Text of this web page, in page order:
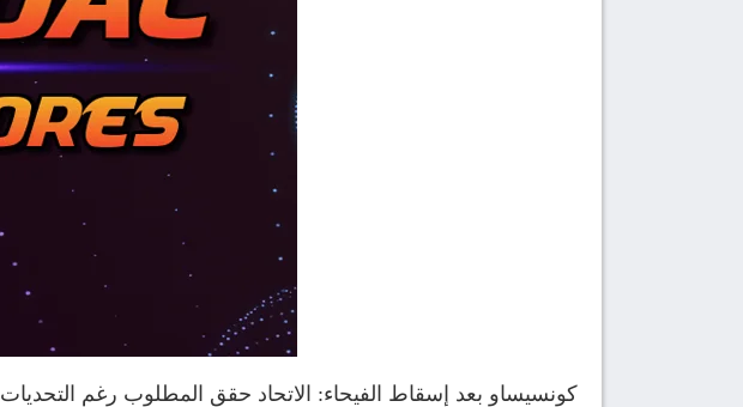
كونسيساو بعد إسقاط الفيحاء: الاتحاد حقق المطلوب رغم التحديات